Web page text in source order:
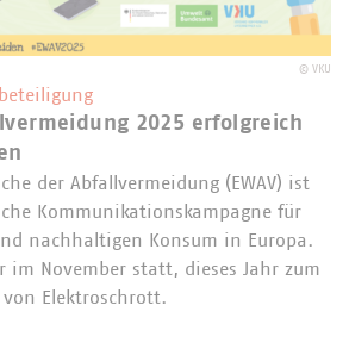
© VKU
2025 erfolgreich
der Abfallvermeidung (EWAV) ist
Kommunikationskampagne für
nachhaltigen Konsum in Europa.
im November statt, dieses Jahr zum
von Elektroschrott.